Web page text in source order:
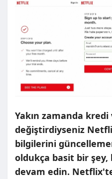
Yakın zamanda kredi
değiştirdiyseniz
bilgilerini
oldukça basit bir
devam edin.